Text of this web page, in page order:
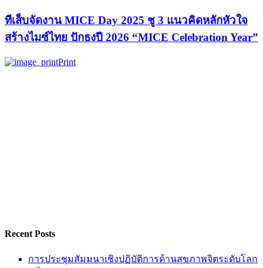
ทีเส็บจัดงาน MICE Day 2025 ชู 3 แนวคิดหลักหัวใจ
สร้างไมซ์ไทย ปักธงปี 2026 “MICE Celebration Year”
Print
Recent Posts
การประชุมสัมมนาเชิงปฏิบัติการด้านสุขภาพจิตระดับโลก